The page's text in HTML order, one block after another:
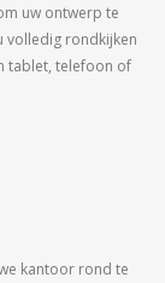
uw ontwerp te
volledig rondkijken
tablet, telefoon of
kantoor rond te